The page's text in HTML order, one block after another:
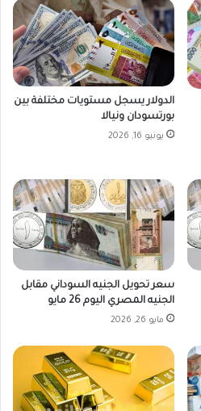
الدولار يسجل مستويات مختلفة بين
بورتسودان ونيالا
يونيو 16, 2026
سعر تحويل الجنيه السوداني مقابل
الجنيه المصري اليوم 26 مايو
مايو 26, 2026